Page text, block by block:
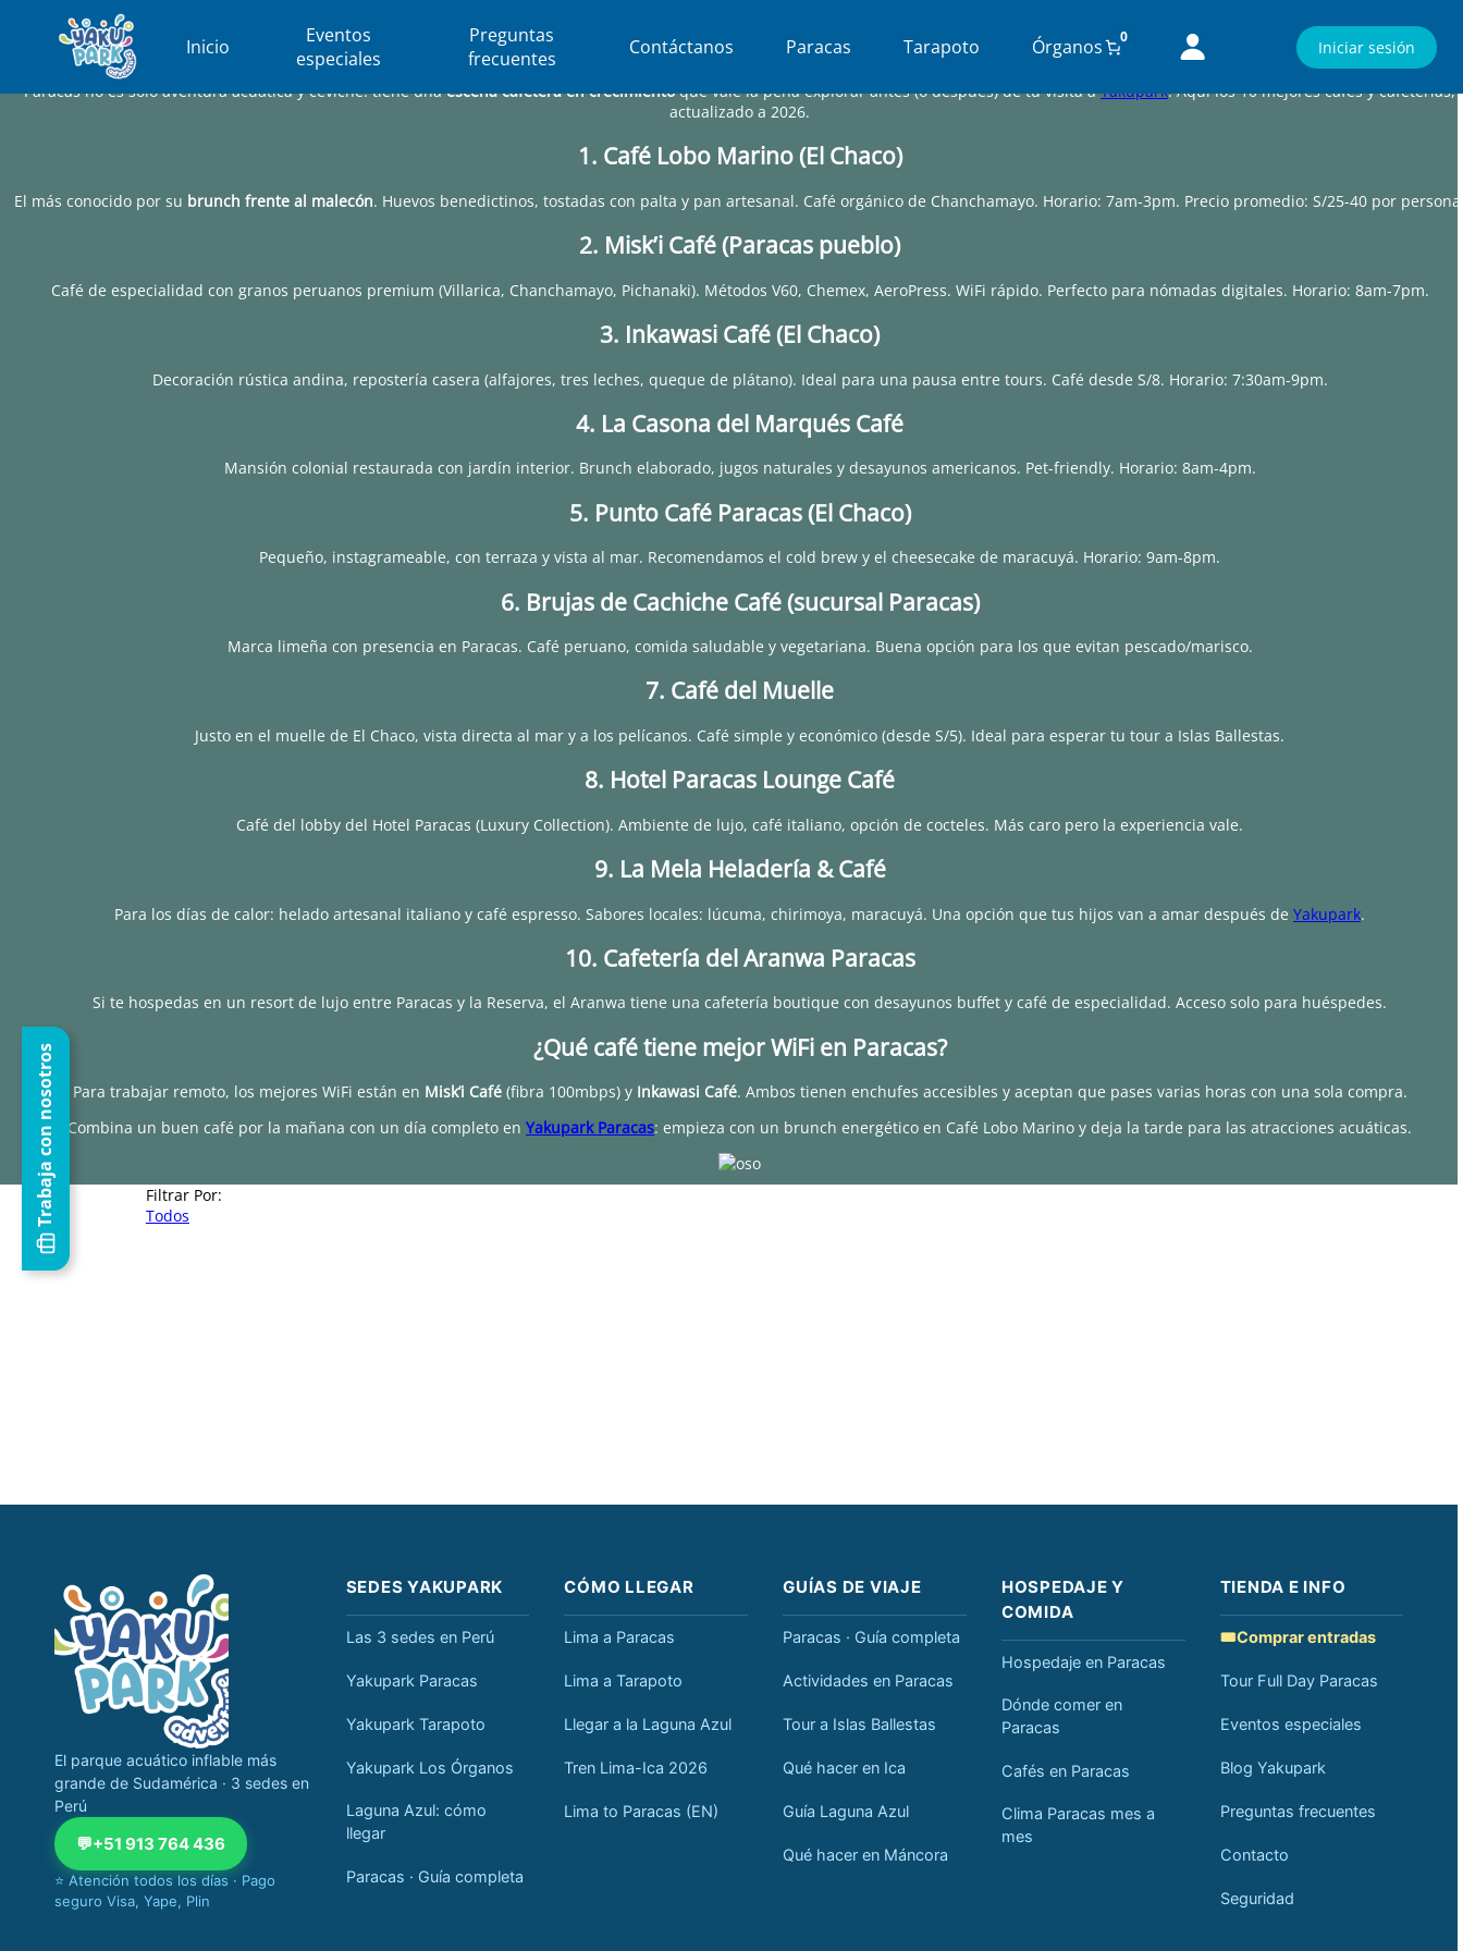
Inicio
Eventos
especiales
Preguntas
frecuentes
Contáctanos Paracas Tarapoto Órganos 0 Iniciar sesión
Paracas no es solo aventura acuática y ceviche: tiene unaescena cafetera en crecimientoque vale la pena explorar antes (o después) de tu visita aYakupark. Aquí los 10 mejores cafés y cafeterías,
actualizado a 2026.
1. Café Lobo Marino (El Chaco)
El más conocido por su brunch frente al malecón. Huevos benedictinos, tostadas con palta y pan artesanal. Café orgánico de Chanchamayo. Horario: 7am-3pm. Precio promedio: S/25-40 por
2. Misk’i Café (Paracas pueblo)
Café de especialidad con granos peruanos premium (Villarica, Chanchamayo, Pichanaki). Métodos V60, Chemex, AeroPress. WiFi rápido. Perfecto para nómadas digitales. Horario: 8am-7pm.
3. Inkawasi Café (El Chaco)
Decoración rústica andina, repostería casera (alfajores, tres leches, queque de plátano). Ideal para una pausa entre tours. Café desde S/8. Horario: 7:30am-9pm.
4. La Casona del Marqués Café
Mansión colonial restaurada con jardín interior. Brunch elaborado, jugos naturales y desayunos americanos. Pet-friendly. Horario: 8am-4pm.
5. Punto Café Paracas (El Chaco)
Pequeño, instagrameable, con terraza y vista al mar. Recomendamos el cold brew y el cheesecake de maracuyá. Horario: 9am-8pm.
6. Brujas de Cachiche Café (sucursal Paracas)
Marca limeña con presencia en Paracas. Café peruano, comida saludable y vegetariana. Buena opción para los que evitan pescado/marisco.
7. Café del Muelle
Justo en el muelle de El Chaco, vista directa al mar y a los pelícanos. Café simple y económico (desde S/5). Ideal para esperar tu tour a Islas Ballestas.
8. Hotel Paracas Lounge Café
Café del lobby del Hotel Paracas (Luxury Collection). Ambiente de lujo, café italiano, opción de cocteles. Más caro pero la experiencia vale.
9. La Mela Heladería & Café
Para los días de calor: helado artesanal italiano y café espresso. Sabores locales: lúcuma, chirimoya, maracuyá. Una opción que tus hijos van a amar después de Yakupark.
10. Cafetería del Aranwa Paracas
Si te hospedas en un resort de lujo entre Paracas y la Reserva, el Aranwa tiene una cafetería boutique con desayunos buffet y café de especialidad. Acceso solo para huéspedes.
¿Qué café tiene mejor WiFi en Paracas?
Para trabajar remoto, los mejores WiFi están en Misk’i Café(fibra 100mbps) y Inkawasi Café. Ambos tienen enchufes accesibles y aceptan que pases varias horas con una sola compra.
Combina un buen café por la mañana con un día completo en Yakupark Paracas: empieza con un brunch energético en Café Lobo Marino y deja la tarde para las atracciones acuáticas.
Filtrar Por:
Todos
Navegación completa Yakupark
El parque acuático inflable más
grande de Sudamérica · 3 sedes en
Perú
💬+51 913 764 436
⭐ Atención todos los días · Pago
seguro Visa, Yape, Plin
SEDES YAKUPARK
Las 3 sedes en Perú
Yakupark Paracas
Yakupark Tarapoto
Yakupark Los Órganos
Laguna Azul: cómo
llegar
Paracas · Guía completa
CÓMO LLEGAR
Lima a Paracas
Lima a Tarapoto
Llegar a la Laguna Azul
Tren Lima-Ica 2026
Lima to Paracas (EN)
GUÍAS DE VIAJE
Paracas · Guía completa
Actividades en Paracas
Tour a Islas Ballestas
Qué hacer en Ica
Guía Laguna Azul
Qué hacer en Máncora
HOSPEDAJE Y
COMIDA
Hospedaje en Paracas
Dónde comer en
Paracas
Cafés en Paracas
Clima Paracas mes a
mes
TIENDA E INFO
🎟️Comprar entradas
Tour Full Day Paracas
Eventos especiales
Blog Yakupark
Preguntas frecuentes
Contacto
Seguridad
Trabaja con nosotros